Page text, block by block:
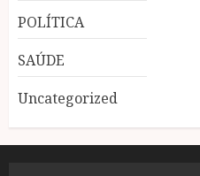
POLÍTICA
SAÚDE
Uncategorized